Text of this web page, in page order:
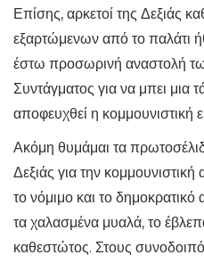
Επίσης, αρκετοί της Δεξιάς
εξαρτώμενων από το παλάτι
έστω προσωρινή αναστολή
Συντάγματος για να μπει μια
αποφευχθεί η κομμουνιστική
Ακόμη θυμάμαι τα
Δεξιάς για την κομμουνιστική
το νόμιμο και το δημοκρατικό
τα χαλασμένα μυαλά, το
καθεστώτος. Στους